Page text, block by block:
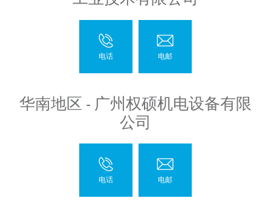
华南地区 - 广州权硕机电设备有限
公司